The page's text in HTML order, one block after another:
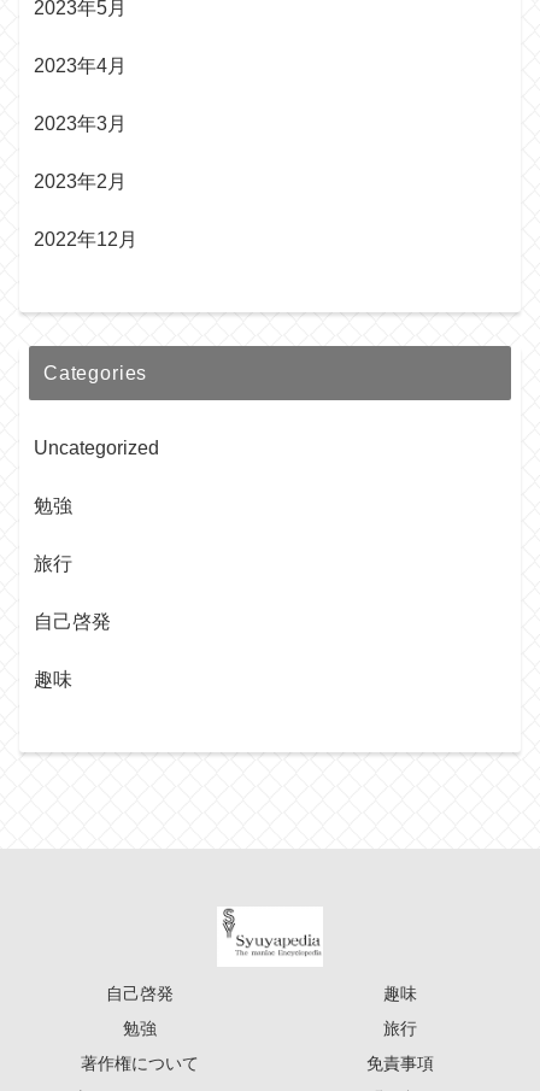
2023年5月
2023年4月
2023年3月
2023年2月
2022年12月
Categories
Uncategorized
勉強
旅行
自己啓発
趣味
自己啓発
趣味
勉強
旅行
著作権について
免責事項